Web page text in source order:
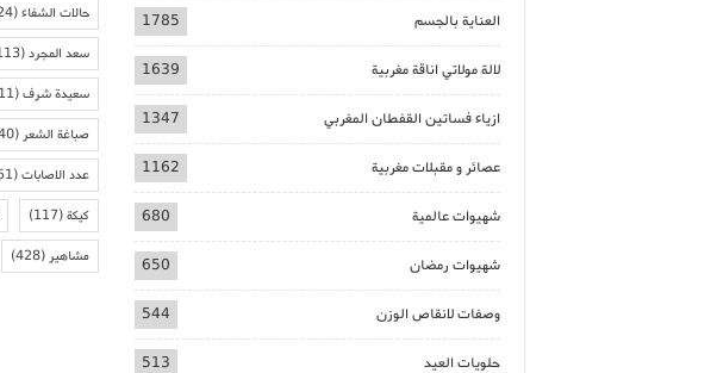
العناية بالجسم 1785
لالة مولاتي اناقة مغربية 1639
ازياء فساتين القفطان المغربي 1347
عصائر و مقبلات مغربية 1162
شهيوات عالمية 680
شهيوات رمضان 650
وصفات لانقاص الوزن 544
حلويات العيد 513
حالات الشفاء(124)
سعد المجرد(113)
سعيدة شرف(111)
صباغة الشعر(140)
عدد الاصابات(151)
كيكة(117)
مشاهير(428)